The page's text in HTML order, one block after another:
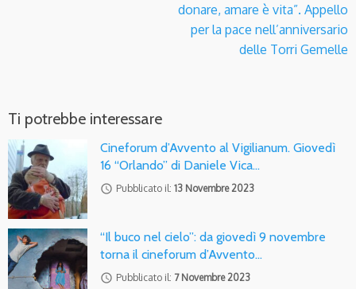
donare, amare è vita”. Appello
per la pace nell’anniversario
delle Torri Gemelle
Ti potrebbe interessare
Cineforum d’Avvento al Vigilianum. Giovedì
16 “Orlando” di Daniele Vica…
access_time Pubblicato il: 13 Novembre 2023
“Il buco nel cielo”: da giovedì 9 novembre
torna il cineforum d’Avvento…
access_time Pubblicato il: 7 Novembre 2023